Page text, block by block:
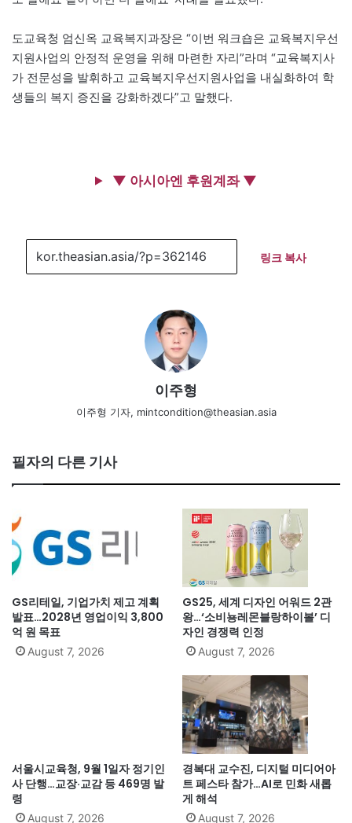
도교육청 엄신옥 교육복지과장은 “이번 워크숍은 교육복지우선
지원사업의 안정적 운영을 위해 마련한 자리”라며 “교육복지사
가 전문성을 발휘하고 교육복지우선지원사업을 내실화하여 학
생들의 복지 증진을 강화하겠다”고 말했다.
▼ 아시아엔 후원계좌 ▼
링크 복사
이주형
이주형 기자, mintcondition@theasian.asia
필자의 다른 기사
GS리테일, 기업가치 제고 계획
발표…2028년 영업이익 3,800
억 원 목표
August 7, 2026
GS25, 세계 디자인 어워드 2관
왕…‘소비뇽레몬블랑하이볼’ 디
자인 경쟁력 인정
August 7, 2026
서울시교육청, 9월 1일자 정기인
사 단행…교장·교감 등 469명 발
령
August 7, 2026
경복대 교수진, 디지털 미디어아
트 페스타 참가…AI로 민화 새롭
게 해석
August 7, 2026